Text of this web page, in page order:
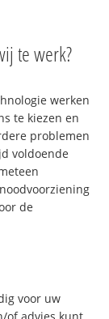
te werk?
werken
te kiezen en
problemen
voldoende
de
voor uw